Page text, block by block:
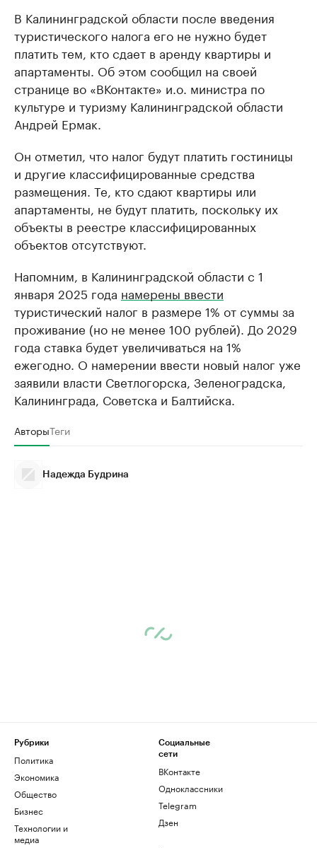
В Калининградской области после введения
туристического налога его не нужно будет
платить тем, кто сдает в аренду квартиры и
апартаменты. Об этом сообщил на своей
странице во «ВКонтакте» и.о. министра по
культуре и туризму Калининградской области
Андрей Ермак.
Он отметил, что налог будут платить гостиницы
и другие классифицированные средства
размещения. Те, кто сдают квартиры или
апартаменты, не будут платить, поскольку их
объекты в реестре классифицированных
объектов отсутствуют.
Напомним, в Калининградской области с 1
января 2025 года намерены ввести
туристический налог в размере 1% от суммы за
проживание (но не менее 100 рублей). До 2029
года ставка будет увеличиваться на 1%
ежегодно. О намерении ввести новый налог уже
заявили власти Светлогорска, Зеленоградска,
Калининграда, Советска и Балтийска.
АвторыТеги
Надежда Будрина
Рубрики
Политика
Экономика
Общество
Бизнес
Технологии и
медиа
Социальные
сети
ВКонтакте
Одноклассники
Telegram
Дзен